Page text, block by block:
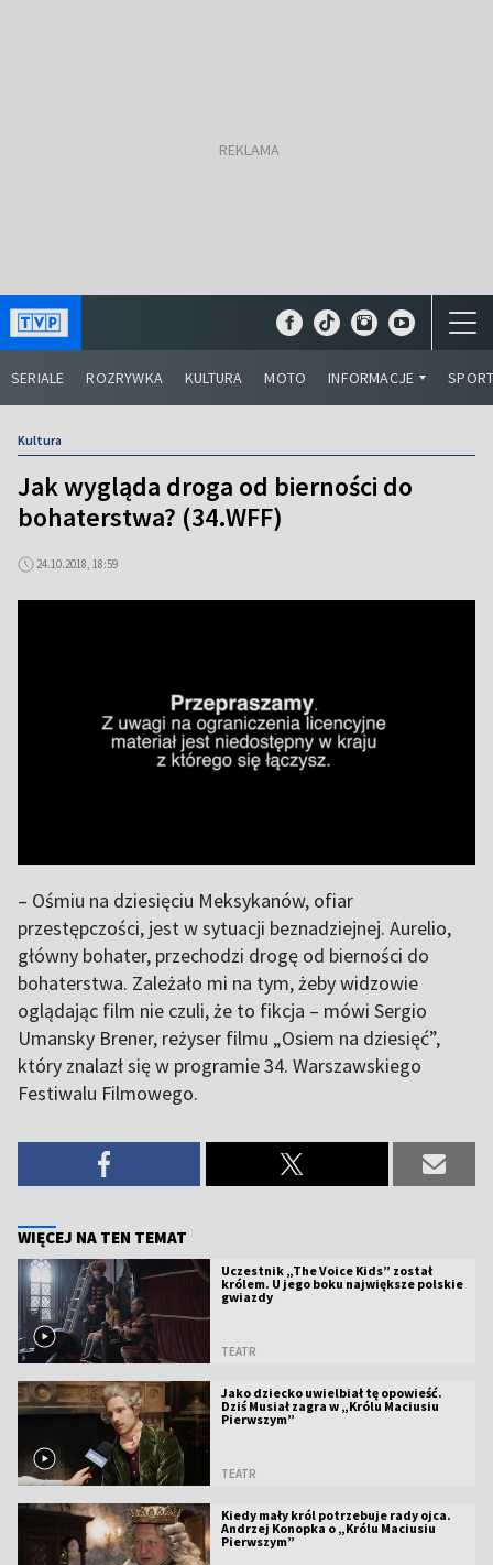
SERIALE ROZRYWKA KULTURA MOTO INFORMACJE
Kultura
Jak wygląda droga od bierności do
bohaterstwa? (34.WFF)
24.10.2018, 18:59
– Ośmiu na dziesięciu Meksykanów, ofiar
przestępczości, jest w sytuacji beznadziejnej. Aurelio,
główny bohater, przechodzi drogę od bierności do
bohaterstwa. Zależało mi na tym, żeby widzowie
oglądając film nie czuli, że to fikcja – mówi Sergio
Umansky Brener, reżyser filmu „Osiem na dziesięć”,
który znalazł się w programie 34. Warszawskiego
Festiwalu Filmowego.
WIĘCEJ NA TEN TEMAT
Uczestnik „The Voice Kids” został
królem. U jego boku największe polskie
gwiazdy
TEATR
Jako dziecko uwielbiał tę opowieść.
Dziś Musiał zagra w „Królu Maciusiu
Pierwszym”
TEATR
Kiedy mały król potrzebuje rady ojca.
Andrzej Konopka o „Królu Maciusiu
Pierwszym”